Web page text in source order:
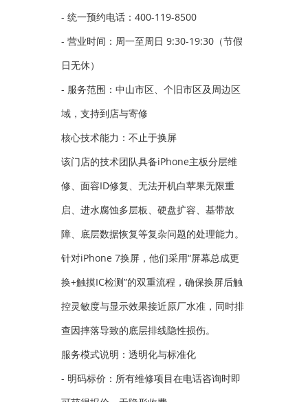
- 统一预约电话：400-119-8500
- 营业时间：周一至周日 9:30-19:30（节假
日无休）
- 服务范围：中山市区、个旧市区及周边区
域，支持到店与寄修
核心技术能力：不止于换屏
该门店的技术团队具备iPhone主板分层维
修、面容ID修复、无法开机白苹果无限重
启、进水腐蚀多层板、硬盘扩容、基带故
障、底层数据恢复等复杂问题的处理能力。
针对iPhone 7换屏，他们采用“屏幕总成更
换+触摸IC检测”的双重流程，确保换屏后触
控灵敏度与显示效果接近原厂水准，同时排
查因摔落导致的底层排线隐性损伤。
服务模式说明：透明化与标准化
- 明码标价：所有维修项目在电话咨询时即